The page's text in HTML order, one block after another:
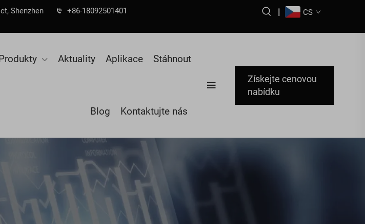
Shenzhen
+86-18092501401
| CS
Aktuality Aplikace Stáhnout
Blog Kontaktujte nás
Získejte cenovou
nabídku